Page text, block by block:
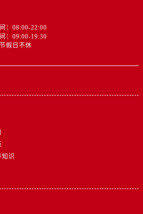
：08:00-22:00
：09:00-19:30
假日不休
识